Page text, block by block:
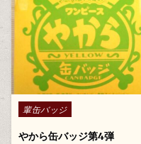
Posted in
輩缶バッジ
やから缶バッジ第4弾